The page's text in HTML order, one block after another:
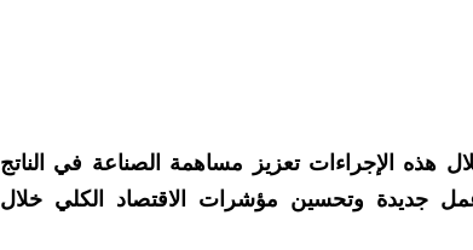
هذه الإجراءات تعزيز مساهمة الصناعة في الناتج
جديدة وتحسين مؤشرات الاقتصاد الكلي خلال